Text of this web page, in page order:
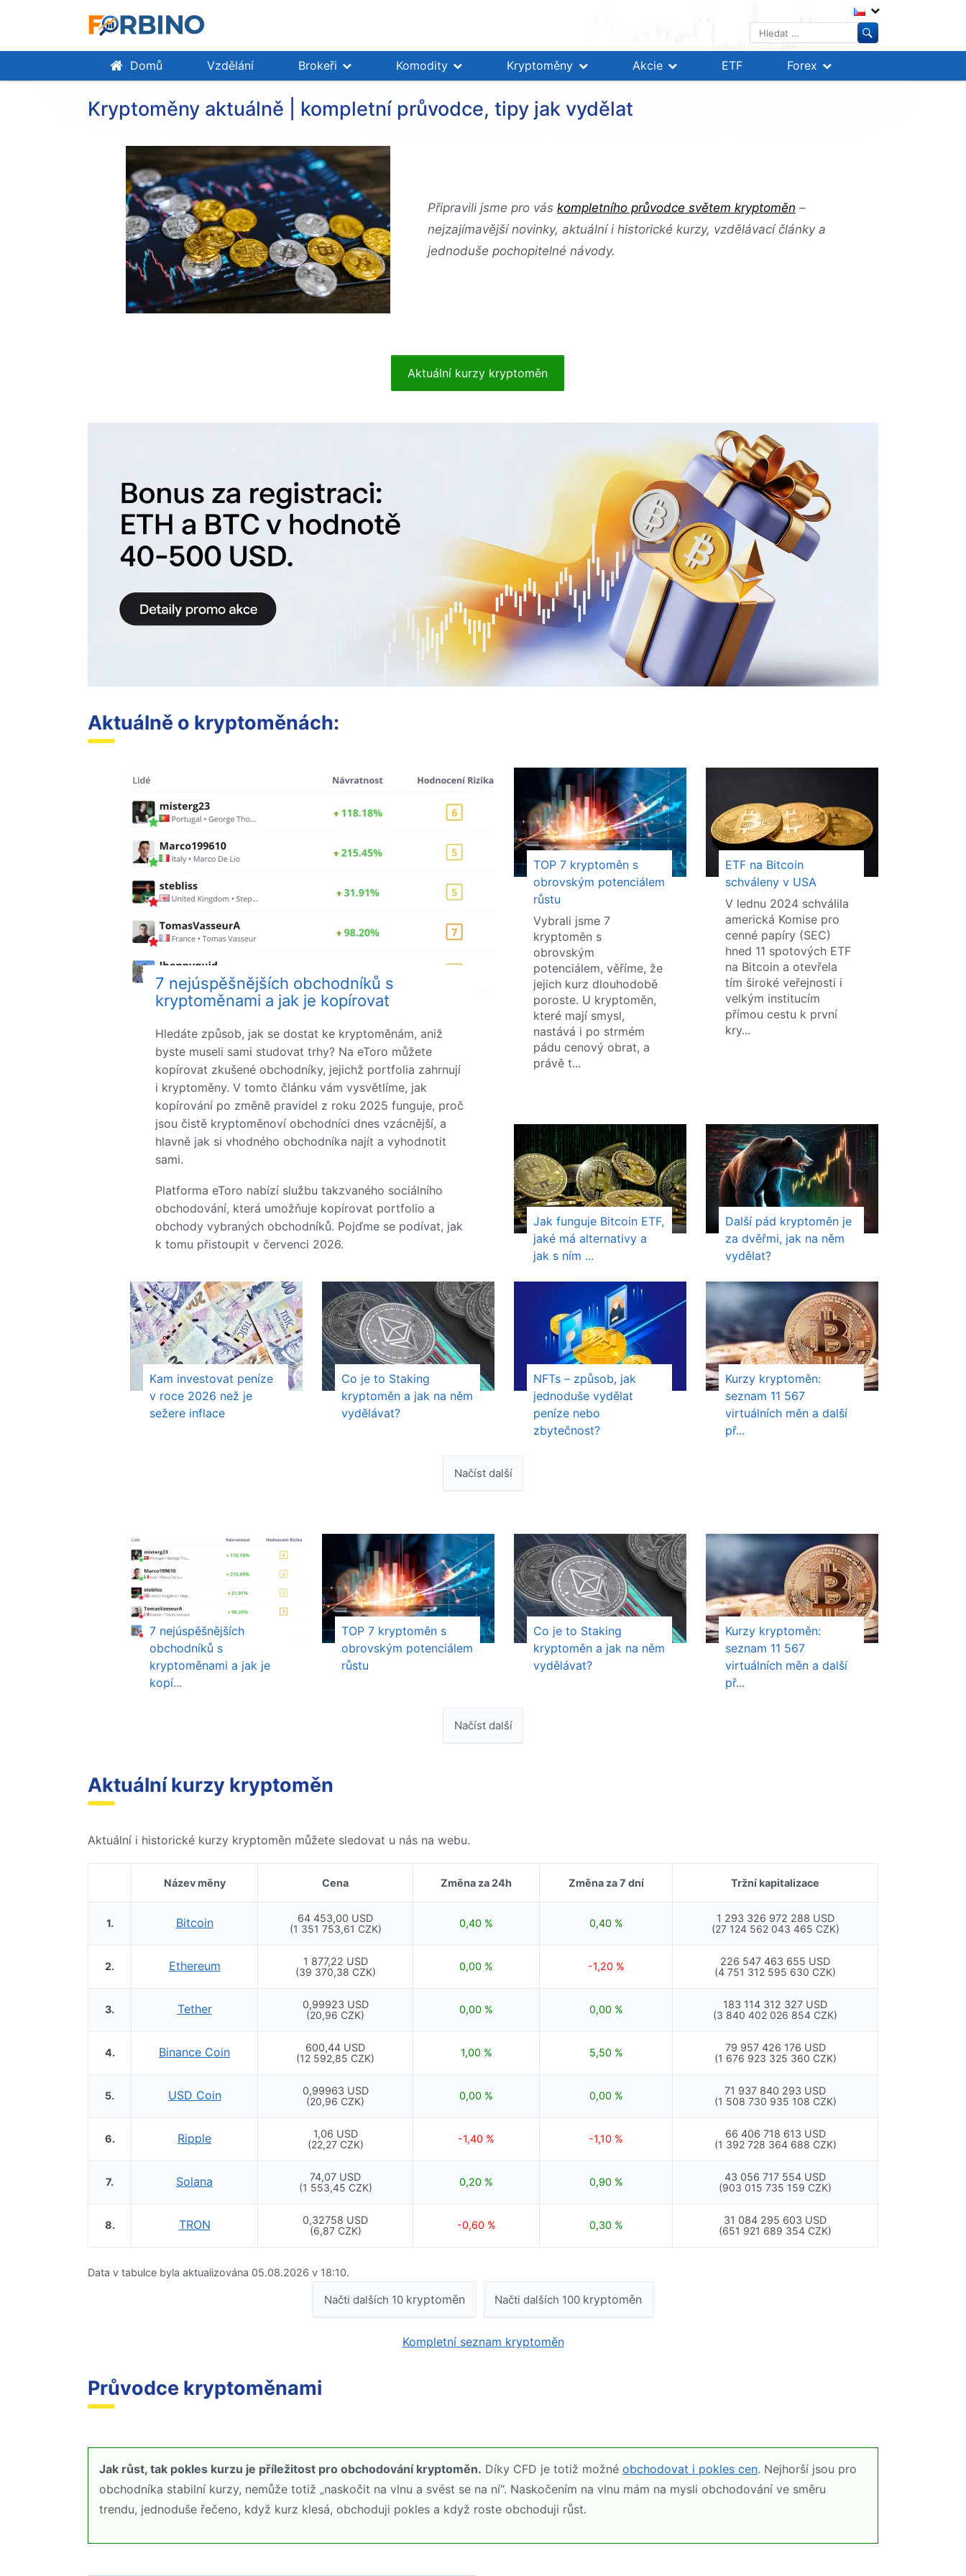
Vyhledávání
Domů Vzdělání Brokeři Komodity Kryptoměny Akcie ETF Forex
Kryptoměny aktuálně | kompletní průvodce, tipy jak vydělat
Připravili jsme pro vás kompletního průvodce světem kryptoměn –
nejzajímavější novinky, aktuální i historické kurzy, vzdělávací články a
jednoduše pochopitelné návody.
Aktuální kurzy kryptoměn
Aktuálně o kryptoměnách:
7 nejúspěšnějších obchodníků s
kryptoměnami a jak je kopírovat
Hledáte způsob, jak se dostat ke kryptoměnám, aniž
byste museli sami studovat trhy? Na eToro můžete
kopírovat zkušené obchodníky, jejichž portfolia zahrnují
i kryptoměny. V tomto článku vám vysvětlíme, jak
kopírování po změně pravidel z roku 2025 funguje, proč
jsou čistě kryptoměnoví obchodníci dnes vzácnější, a
hlavně jak si vhodného obchodníka najít a vyhodnotit
sami.
Platforma eToro nabízí službu takzvaného sociálního
obchodování, která umožňuje kopírovat portfolio a
obchody vybraných obchodníků. Pojďme se podívat, jak
k tomu přistoupit v červenci 2026.
TOP 7 kryptoměn s
obrovským potenciálem
růstu
Vybrali jsme 7
kryptoměn s
obrovským
potenciálem, věříme, že
jejich kurz dlouhodobě
poroste. U kryptoměn,
které mají smysl,
nastává i po strmém
pádu cenový obrat, a
právě t...
ETF na Bitcoin
schváleny v USA
V lednu 2024 schválila
americká Komise pro
cenné papíry (SEC)
hned 11 spotových ETF
na Bitcoin a otevřela
tím široké veřejnosti i
velkým institucím
přímou cestu k první
kry...
Jak funguje Bitcoin ETF,
jaké má alternativy a
jak s ním ...
Další pád kryptoměn je
za dvěřmi, jak na něm
vydělat?
Kam investovat peníze
v roce 2026 než je
sežere inflace
Co je to Staking
kryptoměn a jak na něm
vydělávat?
NFTs – způsob, jak
jednoduše vydělat
peníze nebo
zbytečnost?
Kurzy kryptoměn:
seznam 11 567
virtuálních měn a další
př...
Načíst další
7 nejúspěšnějších
obchodníků s
kryptoměnami a jak je
kopí...
TOP 7 kryptoměn s
obrovským potenciálem
růstu
Co je to Staking
kryptoměn a jak na něm
vydělávat?
Kurzy kryptoměn:
seznam 11 567
virtuálních měn a další
př...
Načíst další
Aktuální kurzy kryptoměn
Aktuální i historické kurzy kryptoměn můžete sledovat u nás na webu.
Název měny Cena Změna za 24h Změna za 7 dní Tržní kapitalizace
1. Bitcoin
64 453,00 USD
(1 351 753,61 CZK)
0,40 % 0,40 %
1 293 326 972 288 USD
(27 124 562 043 465 CZK)
2. Ethereum
1 877,22 USD
(39 370,38 CZK)
0,00 % -1,20 %
226 547 463 655 USD
(4 751 312 595 630 CZK)
3. Tether
0,99923 USD
(20,96 CZK)
0,00 % 0,00 %
183 114 312 327 USD
(3 840 402 026 854 CZK)
4. Binance Coin
600,44 USD
(12 592,85 CZK)
1,00 % 5,50 %
79 957 426 176 USD
(1 676 923 325 360 CZK)
5. USD Coin
0,99963 USD
(20,96 CZK)
0,00 % 0,00 %
71 937 840 293 USD
(1 508 730 935 108 CZK)
6. Ripple
1,06 USD
(22,27 CZK)
-1,40 % -1,10 %
66 406 718 613 USD
(1 392 728 364 688 CZK)
7. Solana
74,07 USD
(1 553,45 CZK)
0,20 % 0,90 %
43 056 717 554 USD
(903 015 735 159 CZK)
8. TRON
0,32758 USD
(6,87 CZK)
-0,60 % 0,30 %
31 084 295 603 USD
(651 921 689 354 CZK)
Data v tabulce byla aktualizována 05.08.2026 v 18:10.
Načti dalších 10 kryptoměn Načti dalších 100 kryptoměn
Kompletní seznam kryptoměn
Průvodce kryptoměnami
Jak růst, tak pokles kurzu je příležitost pro obchodování kryptoměn. Díky CFD je totiž možné obchodovat i pokles cen. Nejhorší jsou pro
obchodníka stabilní kurzy, nemůže totiž „naskočit na vlnu a svést se na ní“. Naskočením na vlnu mám na mysli obchodování ve směru
trendu, jednoduše řečeno, když kurz klesá, obchoduji pokles a když roste obchoduji růst.